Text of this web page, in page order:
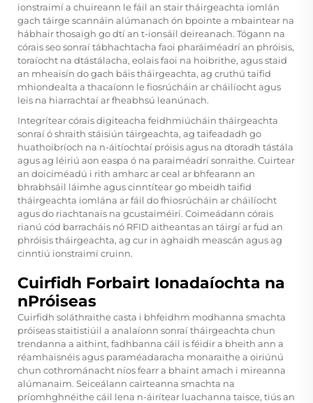
ionstraimí a chuireann le fáil an stair tháirgeachta iomlán
gach táirge scannáin alúmanach ón bpointe a mbaintear na
hábhair thosaigh go dtí an t-ionsáil deireanach. Tógann na
córais seo sonraí tábhachtacha faoi pharáiméadrí an phróisis,
toraíocht na dtástálacha, eolais faoi na hoibrithe, agus staid
an mheaisín do gach báis tháirgeachta, ag cruthú taifid
mhiondealta a thacaíonn le fiosrúcháin ar cháilíocht agus
leis na hiarrachtaí ar fheabhsú leanúnach.
Integrítear córais digiteacha feidhmiúcháin tháirgeachta
sonraí ó shraith stáisiún táirgeachta, ag taifeadadh go
huathoibríoch na n-áitíochtaí próisis agus na dtoradh tástála
agus ag léiriú aon easpa ó na paraiméadrí sonraithe. Cuirtear
an doiciméadú i rith amharc ar ceal ar bhfearann an
bhrabhsáil láimhe agus cinntítear go mbeidh taifid
tháirgeachta iomlána ar fáil do fhiosrúcháin ar cháilíocht
agus do riachtanais na gcustaiméirí. Coimeádann córais
rianú cód barracháis nó RFID aitheantas an táirgí ar fud an
phróisis tháirgeachta, ag cur in aghaidh meascán agus ag
cinntiú ionstraimí cruinn.
Cuirfidh Forbairt Ionadaíochta na
nPróiseas
Cuirfidh soláthraithe casta i bhfeidhm modhanna smachta
próiseas staitistiúil a analaíonn sonraí tháirgeachta chun
trendanna a aithint, fadhbanna cáil is féidir a bheith ann a
réamhaisnéis agus paraméadaracha monaraithe a oiriúnú
chun cothrománacht níos fearr a bhaint amach i mireanna
alúmanaim. Seiceálann cairteanna smachta na
príomhghnéithe cáil lena n-áirítear luachanna taisce, tiús an